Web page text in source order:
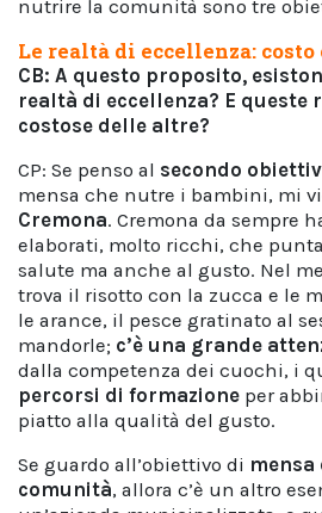
nutrire la comunità sono tre
Le realtà di eccellenza:
CB: A questo proposito,
realtà di eccellenza? E queste
costose delle altre?
CP: Se penso al secondo
mensa che nutre i bambini, mi
Cremona. Cremona da sempre
elaborati, molto ricchi, che
salute ma anche al gusto. Nel
trova il risotto con la zucca e le
le arance, il pesce gratinato al
mandorle; c’è una grande
dalla competenza dei cuochi, i
percorsi di formazione per
piatto alla qualità del gusto.
Se guardo all’obiettivo di mensa
comunità, allora c’è un altro